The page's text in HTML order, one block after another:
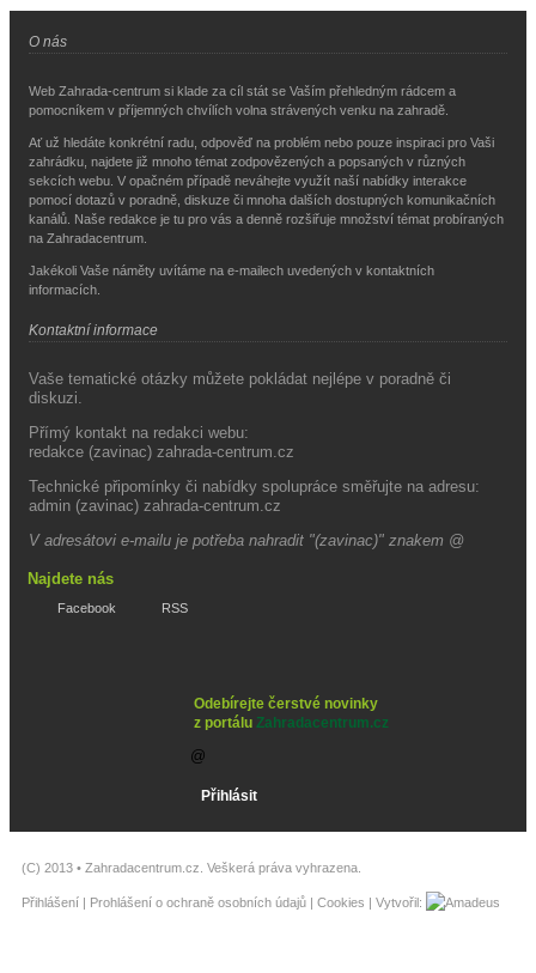
O nás
Web Zahrada-centrum si klade za cíl stát se Vaším přehledným rádcem a
pomocníkem v příjemných chvílích volna strávených venku na zahradě.
Ať už hledáte konkrétní radu, odpověď na problém nebo pouze inspiraci pro Vaši
zahrádku, najdete již mnoho témat zodpovězených a popsaných v různých
sekcích webu. V opačném případě neváhejte využít naší nabídky interakce
pomocí dotazů v poradně, diskuze či mnoha dalších dostupných komunikačních
kanálů. Naše redakce je tu pro vás a denně rozšiřuje množství témat probíraných
na Zahradacentrum.
Jakékoli Vaše náměty uvítáme na e-mailech uvedených v kontaktních
informacích.
Kontaktní informace
Vaše tematické otázky můžete pokládat nejlépe v poradně či
diskuzi.
Přímý kontakt na redakci webu:
redakce (zavinac) zahrada-centrum.cz
Technické připomínky či nabídky spolupráce směřujte na adresu:
admin (zavinac) zahrada-centrum.cz
V adresátovi e-mailu je potřeba nahradit "(zavinac)" znakem @
Najdete nás
Facebook RSS
Odebírejte čerstvé novinky
z portálu Zahradacentrum.cz
(C) 2013 • Zahradacentrum.cz . Veškerá práva vyhrazena.
Přihlášení | Prohlášení o ochraně osobních údajů | Cookies | Vytvořil: